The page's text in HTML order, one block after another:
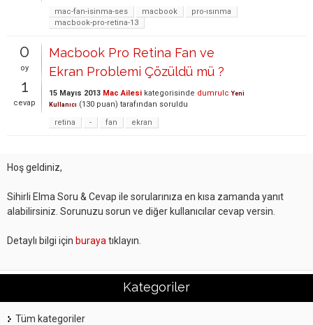
mac-fan-isinma-ses
macbook
pro-ısınma
macbook-pro-retina-13
0
oy
1
cevap
Macbook Pro Retina Fan ve
Ekran Problemi Çözüldü mü ?
15 Mayıs 2013 Mac Ailesi kategorisinde dumrulc Yeni
Kullanıcı (130 puan) tarafından soruldu
retina
- fan ekran
Hoş geldiniz,
Sihirli Elma Soru & Cevap ile sorularınıza en kısa zamanda yanıt
alabilirsiniz. Sorunuzu sorun ve diğer kullanıcılar cevap versin.
Detaylı bilgi için buraya tıklayın.
Kategoriler
Tüm kategoriler